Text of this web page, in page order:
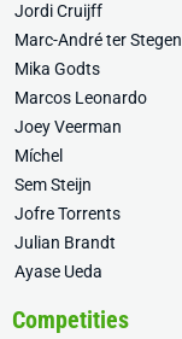
Jordi Cruijff
Marc-André ter Stegen
Mika Godts
Marcos Leonardo
Joey Veerman
Míchel
Sem Steijn
Jofre Torrents
Julian Brandt
Ayase Ueda
Competities